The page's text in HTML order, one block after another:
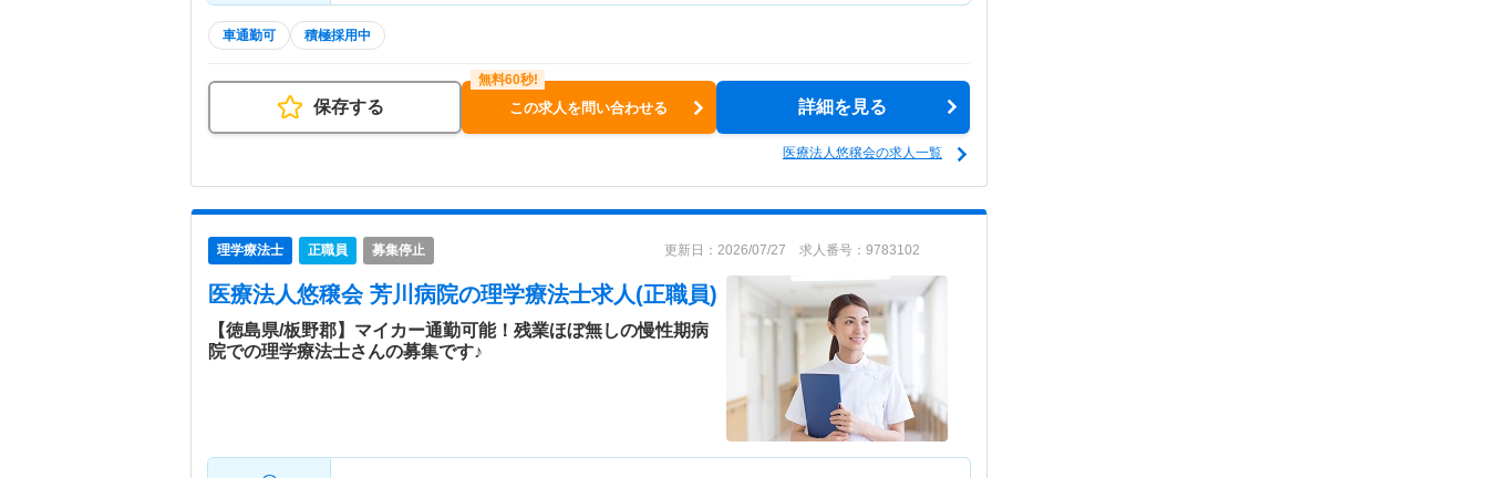
車通勤可 積極採用中
保存する この求人を問い合わせる 詳細を見る
医療法人悠穣会の求人一覧
理学療法士 正職員 募集停止 更新日：2026/07/27 求人番号：9783102
医療法人悠穣会 芳川病院の理学療法士求人(正職員)
【徳島県/板野郡】マイカー通勤可能！残業ほぼ無しの慢性期病
院での理学療法士さんの募集です♪